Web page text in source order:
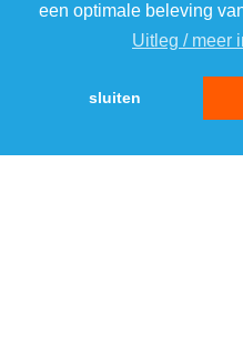
een optimale beleving
Uitleg / meer
sluiten